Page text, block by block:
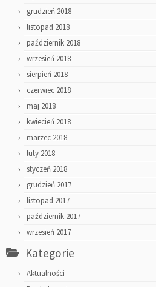
grudzień 2018
listopad 2018
październik 2018
wrzesień 2018
sierpień 2018
czerwiec 2018
maj 2018
kwiecień 2018
marzec 2018
luty 2018
styczeń 2018
grudzień 2017
listopad 2017
październik 2017
wrzesień 2017
Kategorie
Aktualności